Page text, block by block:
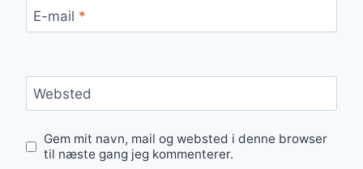
E-mail *
Websted
Gem mit navn, mail og websted i denne browser
til næste gang jeg kommenterer.